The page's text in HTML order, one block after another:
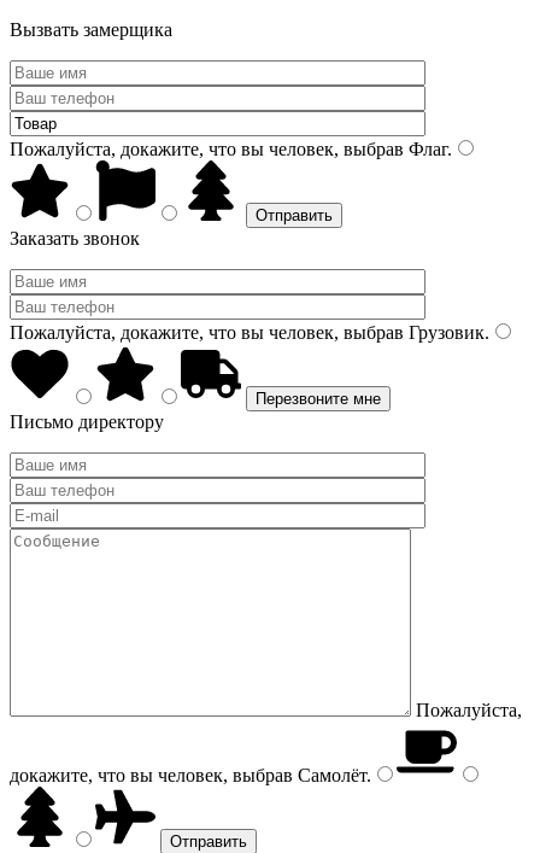
Вызвать замерщика
Пожалуйста, докажите, что вы человек, выбрав Флаг.
Заказать звонок
Пожалуйста, докажите, что вы человек, выбрав Грузовик.
Письмо директору
Пожалуйста,
докажите, что вы человек, выбрав Самолёт.